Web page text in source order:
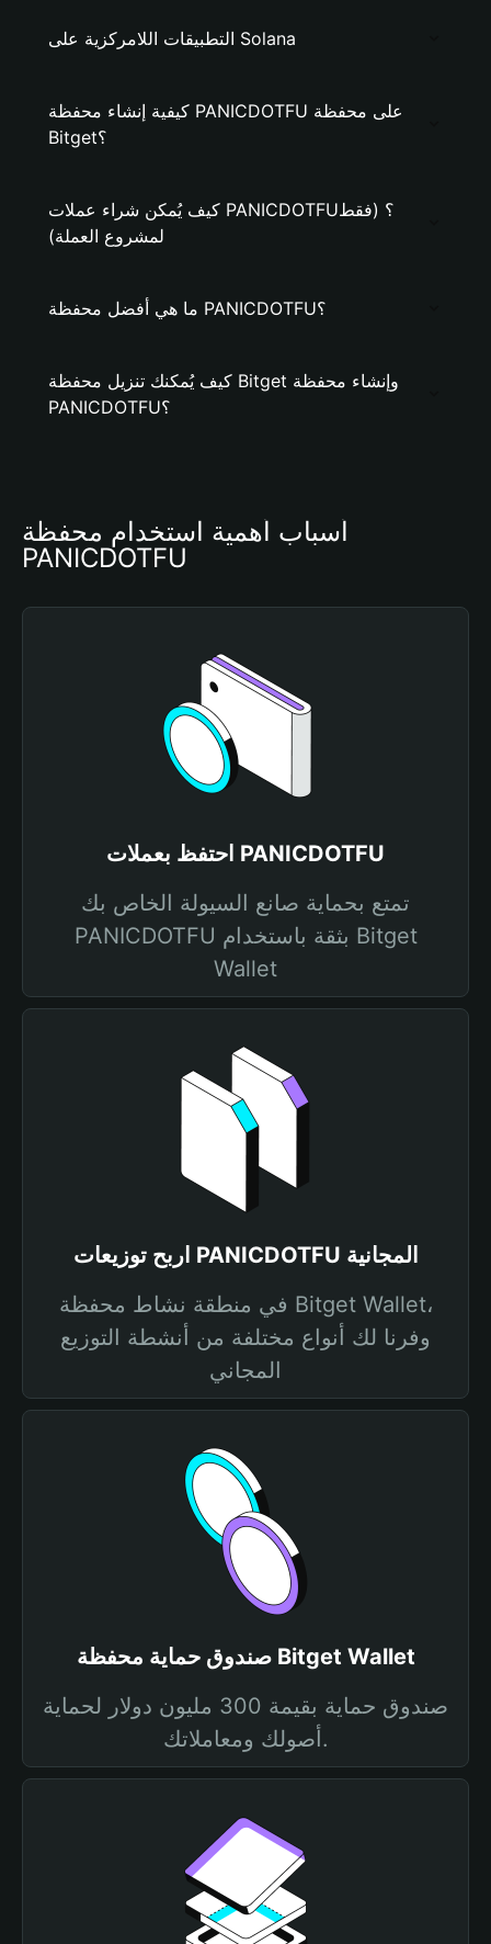
التطبيقات اللامركزية على Solana
كيفية إنشاء محفظة PANICDOTFU على محفظة
Bitget؟
كيف يُمكن شراء عملات PANICDOTFU؟ (فقط
لمشروع العملة)
ما هي أفضل محفظة PANICDOTFU؟
كيف يُمكنك تنزيل محفظة Bitget وإنشاء محفظة
PANICDOTFU؟
أسباب أهمية استخدام محفظة
PANICDOTFU
احتفظ بعملات PANICDOTFU
تمتع بحماية صانع السيولة الخاص بك
PANICDOTFU بثقة باستخدام Bitget
Wallet
اربح توزيعات PANICDOTFU المجانية
في منطقة نشاط محفظة Bitget Wallet،
وفرنا لك أنواع مختلفة من أنشطة التوزيع
المجاني
صندوق حماية محفظة Bitget Wallet
صندوق حماية بقيمة 300 مليون دولار لحماية
أصولك ومعاملاتك.